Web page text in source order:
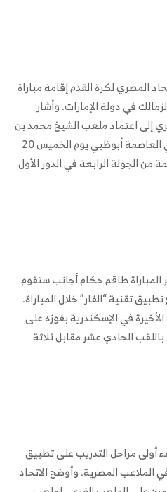
المصري لكرة القدم إقامة مباراة
في دولة الإمارات. وأشار
إلى اعتماد ملعب الشيخ محمد بن
زايد الذي يتسع لـ37 ألف متفرج في العاصمة أبوظبي يوم الخميس 20
من الجولة الرابعة في الدور الأول
المباراة طاقم حكام أجانب ستقوم
تقنية “الفار” خلال المباراة.
في الإسكندرية بفوزه على
باللقب الحادي عشر مقابل ثلاثة
أولى مراحل التدريب على تطبيق
الملاعب المصرية. وأوضح الاتحاد